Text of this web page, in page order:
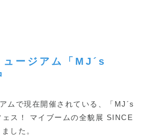
ュージアム「MJ´s
ムで現在開催されている、「MJ´s
ス！ マイブームの全貌展 SINCE
した。